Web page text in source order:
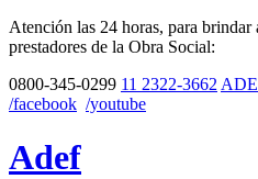
Atención las 24 horas, para brindar
prestadores de la Obra Social:
0800-345-0299 11 2322-3662
/facebook /youtube
Adef